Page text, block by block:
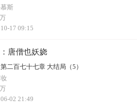
斯
10-17 09:15
唐僧也妖娆
第二百七十七章 大结局（5）
06-02 21:49